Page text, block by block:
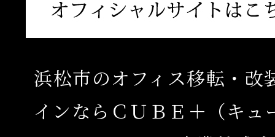
浜松市のオフィス移転・改
インならＣＵＢＥ＋（キュ